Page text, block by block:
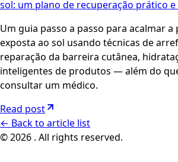
sol: um plano de recuperação prático
Um guia passo a passo para acalmar a
exposta ao sol usando técnicas de
reparação da barreira cutânea,
inteligentes de produtos — além do
consultar um médico.
Read post
← Back to article list
© 2026 . All rights reserved.